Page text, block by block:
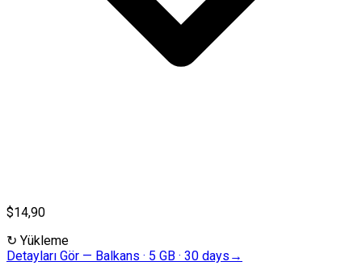
$14,90
↻ Yükleme
Detayları Gör — Balkans · 5 GB · 30 days →